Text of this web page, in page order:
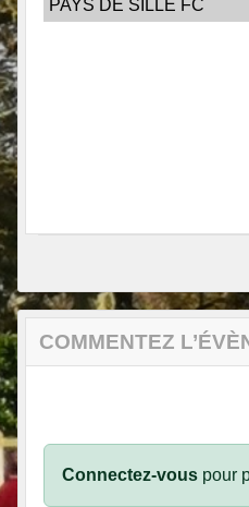
PAYS DE SILLE FC
COMMENTEZ
Connectez-vous pour